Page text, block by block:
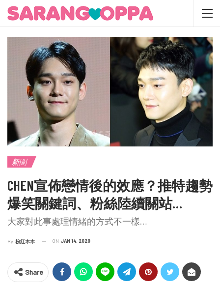
新聞
CHEN宣佈戀情後的效應？推特趨勢
爆笑關鍵詞、粉絲陸續關站…
大家對此事處理情緒的方式不一樣…
By 粉紅木木 ON JAN 14, 2020
Share